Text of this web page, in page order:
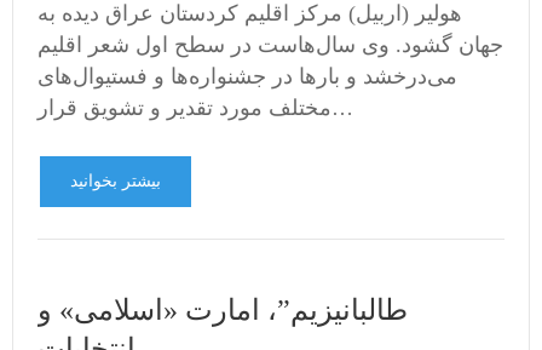
هولیر (اربیل) مرکز اقلیم کردستان عراق دیده به
جهان گشود. وی سال‌هاست در سطح اول شعر اقلیم
می‌درخشد و بارها در جشنواره‌ها و فستیوال‌های
مختلف مورد تقدیر و تشویق قرار…
بیشتر بخوانید
طالبانیزیم”، امارت «اسلامی» و